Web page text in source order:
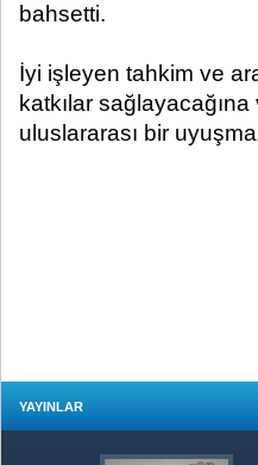
bahsetti.
İyi işleyen tahkim ve
katkılar
uluslararası bir
YAYINLAR